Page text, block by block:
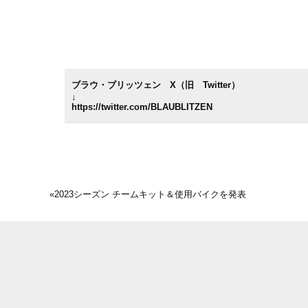
ブラウ・ブリッツェン X（旧 Twitter）
↓
https://twitter.com/BLAUBLITZEN
«2023シーズン チームキット＆使用バイクを発表